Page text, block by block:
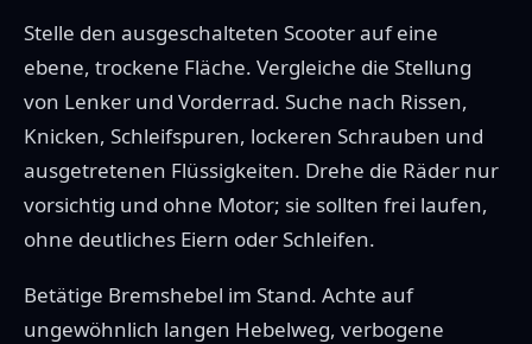
Stelle den ausgeschalteten Scooter auf eine
ebene, trockene Fläche. Vergleiche die Stellung
von Lenker und Vorderrad. Suche nach Rissen,
Knicken, Schleifspuren, lockeren Schrauben und
ausgetretenen Flüssigkeiten. Drehe die Räder nur
vorsichtig und ohne Motor; sie sollten frei laufen,
ohne deutliches Eiern oder Schleifen.
Betätige Bremshebel im Stand. Achte auf
ungewöhnlich langen Hebelweg, verbogene